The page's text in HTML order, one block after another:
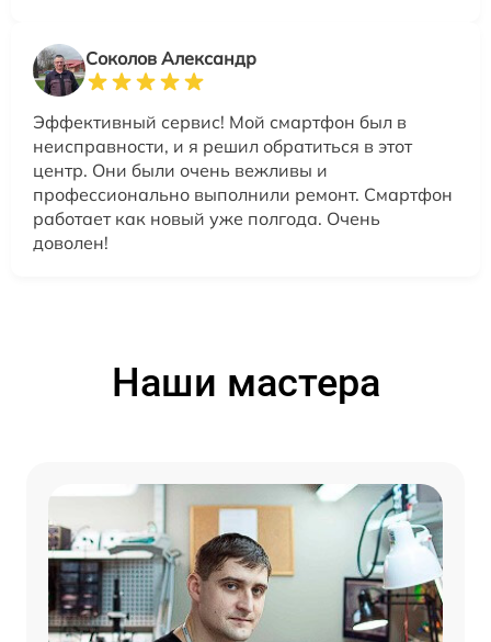
Соколов Александр
Эффективный сервис! Мой смартфон был в
неисправности, и я решил обратиться в этот
центр. Они были очень вежливы и
профессионально выполнили ремонт. Смартфон
работает как новый уже полгода. Очень
доволен!
Наши мастера